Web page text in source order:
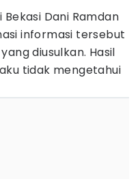
Dani Ramdan
informasi tersebut
diusulkan. Hasil
tidak mengetahui